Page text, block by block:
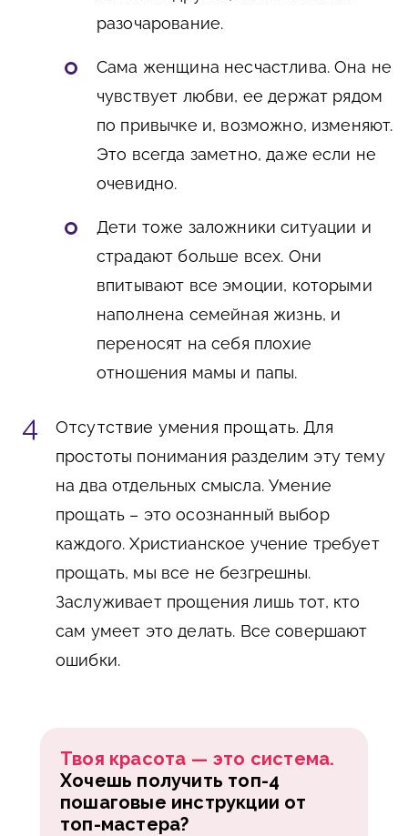
разочарование.
Сама женщина несчастлива. Она не
чувствует любви, ее держат рядом
по привычке и, возможно, изменяют.
Это всегда заметно, даже если не
очевидно.
Дети тоже заложники ситуации и
страдают больше всех. Они
впитывают все эмоции, которыми
наполнена семейная жизнь, и
переносят на себя плохие
отношения мамы и папы.
Отсутствие умения прощать. Для
простоты понимания разделим эту тему
на два отдельных смысла. Умение
прощать – это осознанный выбор
каждого. Христианское учение требует
прощать, мы все не безгрешны.
Заслуживает прощения лишь тот, кто
сам умеет это делать. Все совершают
ошибки.
Твоя красота — это система.
Хочешь получить топ-4
пошаговые инструкции от
топ-мастера?